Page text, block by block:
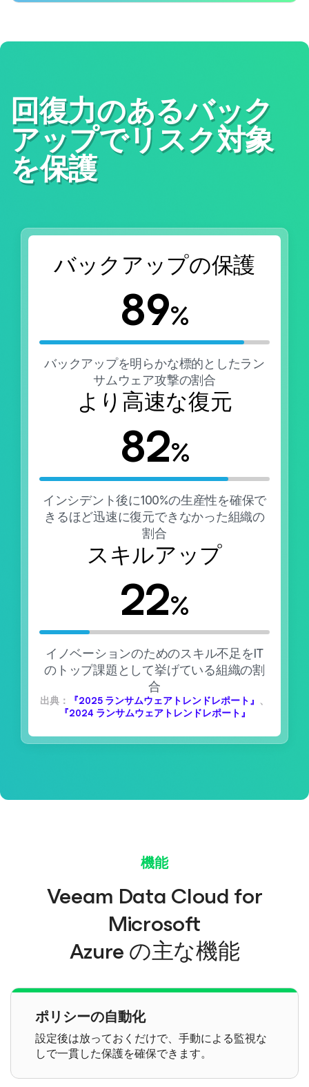
回復力のあるバック
アップでリスク対象
を保護
バックアップの保護
89%
バックアップを明らかな標的としたラン
サムウェア攻撃の割合
より高速な復元
82%
インシデント後に100%の生産性を確保で
きるほど迅速に復元できなかった組織の
割合
スキルアップ
22%
イノベーションのためのスキル不足をIT
のトップ課題として挙げている組織の割
合
出典： 『2025 ランサムウェアトレンドレポート』 、
『2024 ランサムウェアトレンドレポート』
機能
Veeam Data Cloud for
Microsoft
Azureの主な機能
ポリシーの自動化
設定後は放っておくだけで、手動による監視な
しで一貫した保護を確保できます。